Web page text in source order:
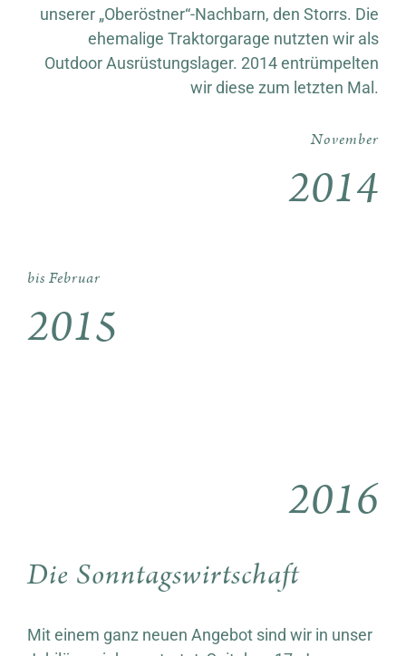
unserer „Oberöstner“-Nachbarn, den Storrs. Die
ehemalige Traktorgarage nutzten wir als
Outdoor Ausrüstungslager. 2014 entrümpelten
wir diese zum letzten Mal.
November
2014
bis Februar
2015
2016
Die Sonntagswirtschaft
Mit einem ganz neuen Angebot sind wir in unser